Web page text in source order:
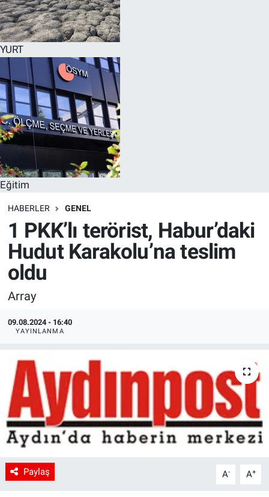
YURT
Eğitim
HABERLER GENEL
1 PKK’lı terörist, Habur’daki
Hudut Karakolu’na teslim
oldu
Array
09.08.2024 - 16:40
YAYINLANMA
Paylaş A- A+